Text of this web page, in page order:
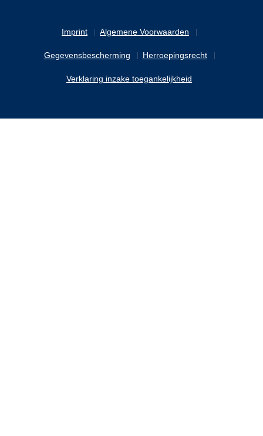
Imprint Algemene Voorwaarden
Gegevensbescherming Herroepingsrecht
Verklaring inzake toegankelijkheid